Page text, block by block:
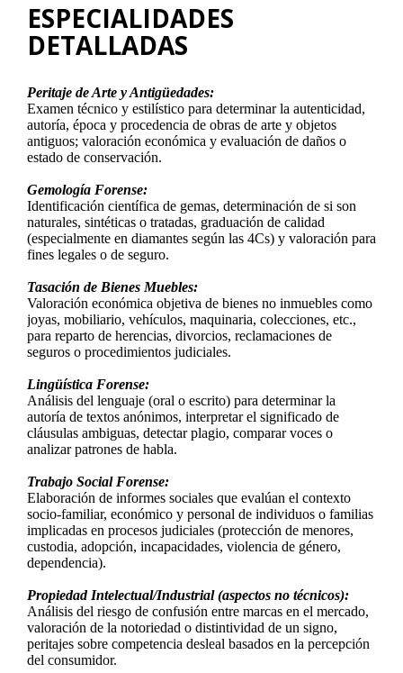
ESPECIALIDADES
DETALLADAS
Peritaje de Arte y Antigüedades:
Examen técnico y estilístico para determinar la autenticidad,
autoría, época y procedencia de obras de arte y objetos
antiguos; valoración económica y evaluación de daños o
estado de conservación.
Gemología Forense:
Identificación científica de gemas, determinación de si son
naturales, sintéticas o tratadas, graduación de calidad
(especialmente en diamantes según las 4Cs) y valoración para
fines legales o de seguro.
Tasación de Bienes Muebles:
Valoración económica objetiva de bienes no inmuebles como
joyas, mobiliario, vehículos, maquinaria, colecciones, etc.,
para reparto de herencias, divorcios, reclamaciones de
seguros o procedimientos judiciales.
Lingüística Forense:
Análisis del lenguaje (oral o escrito) para determinar la
autoría de textos anónimos, interpretar el significado de
cláusulas ambiguas, detectar plagio, comparar voces o
analizar patrones de habla.
Trabajo Social Forense:
Elaboración de informes sociales que evalúan el contexto
socio-familiar, económico y personal de individuos o familias
implicadas en procesos judiciales (protección de menores,
custodia, adopción, incapacidades, violencia de género,
dependencia).
Propiedad Intelectual/Industrial (aspectos no técnicos):
Análisis del riesgo de confusión entre marcas en el mercado,
valoración de la notoriedad o distintividad de un signo,
peritajes sobre competencia desleal basados en la percepción
del consumidor.